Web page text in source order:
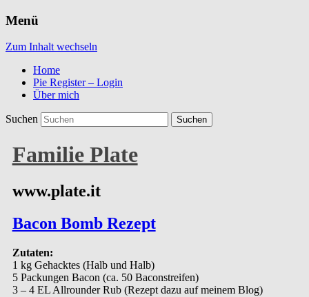
Menü
Zum Inhalt wechseln
Home
Pie Register – Login
Über mich
Suchen
Familie Plate
www.plate.it
Bacon Bomb Rezept
Zutaten:
1 kg Gehacktes (Halb und Halb)
5 Packungen Bacon (ca. 50 Baconstreifen)
3 – 4 EL Allrounder Rub (Rezept dazu auf meinem Blog)